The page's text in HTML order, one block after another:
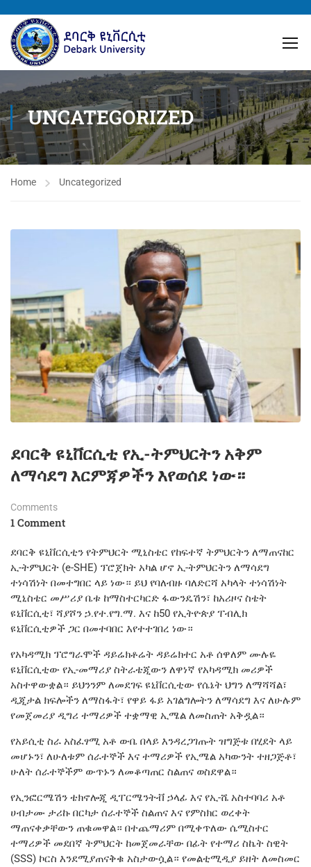
UNCATEGORIZED
Home Uncategorized
ደባርቅ ዩኒቨርሲቲ የኢ-ትምህርትን አቅም
ለማሳደግ እርምጃዎችን እየወሰደ ነው።
Comments
1 Comment
ደባርቅ ዩኒቨርሲቲን የትምህርት ሚኒስቴር የከፍተኛ ትምህርትን ለማጠናከር
ኢ-ትምህርት (e-SHE) ፕሮጀክት አካል ሆኖ ኢ-ትምህርትን ለማሳደግ
ተነሳሽነት በመተግበር ላይ ነው። ይህ የባለብዙ ባለድርሻ አካላት ተነሳሽነት
ሚኒስቴር መሥሪያ ቤቱ ከማስተርካርድ ፋውንዴሽን፣ ከአሪዞና ስቴት
ዩኒቨርሲቲ፣ ሻያሾን ኃ.የተ.የግ.ማ. እና ከ50 የኢትዮጵያ ፐብሊክ
ዩኒቨርሲቲዎች ጋር በመተባበር እየተተገበረ ነው።
የአካዳሚክ ፕሮግራሞች ዳይሬክቶሬት ዳይሬክተር አቶ ሰዋለም ሙሉዬ
ዩኒቨርሲቲው የኢ-መማሪያ ስትራቴጂውን ለዋነኛ የአካዳሚክ መሪዎች
አስተዋውቋል። ይህንንም ለመደገፍ ዩኒቨርሲቲው የሴኔት ህግን ለማሻሻል፣
ዲጂታል ክፍሎችን ለማስፋት፣ የዋይ ፋይ አገልግሎትን ለማሳደግ እና ለሁሉም
የመጀመሪያ ዲግሪ ተማሪዎች ተቋማዊ ኢሜል ለመስጠት አቅዷል።
የአይሲቲ ስራ አስፈፃሚ አቶ ውቤ በላይ እንዳረጋገጡት ዝግጅቱ በሂደት ላይ
መሆኑን፣ ለሁለቱም ሰራተኞች እና ተማሪዎች የኢሜል አካውንት ተዘጋጅቶ፣
ሁለት ሰራተኞችም ውጥኑን ለመቆጣጠር ስልጠና ወስደዋል።
የኢንፎርሜሽን ቴክኖሎጂ ዲፐርሜንትቭ ኃላፊ እና የኢ-ሼ አስተባባሪ አቶ
ሀብታሙ ታሪኩ በርካታ ሰራተኞች ስልጠና እና የምስክር ወረቀት
ማጠናቀቃቸውን ጠቁመዋል። በተጨማሪም በሚቀጥለው ሴሚስተር
ተማሪዎች መደበኛ ትምህርት ከመጀመራቸው በፊት የተማሪ ስኬት ስዊት
(SSS) ኮርስ እንደሚያጠናቅቁ አስታውሷል። የመልቲሚዲያ ይዘት ለመስመር